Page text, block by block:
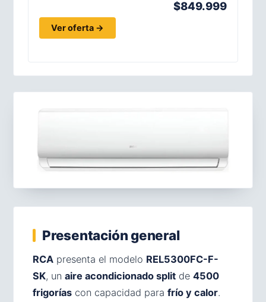
$849.999
Ver oferta →
Presentación general
RCA presenta el modelo REL5300FC-F-
SK, un aire acondicionado split de 4500
frigorías con capacidad para frío y calor.